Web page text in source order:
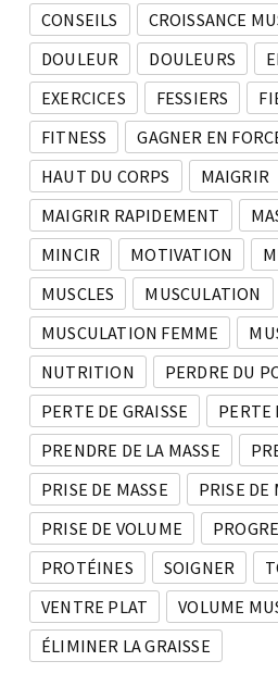
CONSEILS
CROISSANCE
DOULEUR
DOULEURS
EXERCICES
FESSIERS
FITNESS
GAGNER EN
HAUT DU CORPS
MAIGRIR
MAIGRIR RAPIDEMENT
MINCIR
MOTIVATION
MUSCLES
MUSCULATION
MUSCULATION FEMME
NUTRITION
PERDRE DU
PERTE DE GRAISSE
PERTE
PRENDRE DE LA MASSE
PRISE DE MASSE
PRISE DE
PRISE DE VOLUME
PROTÉINES
SOIGNER
VENTRE PLAT
VOLUME
ÉLIMINER LA GRAISSE